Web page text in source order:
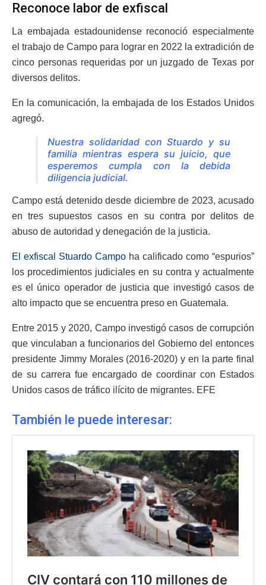
Reconoce labor de exfiscal
La embajada estadounidense reconoció especialmente
el trabajo de Campo para lograr en 2022 la extradición de
cinco personas requeridas por un juzgado de Texas por
diversos delitos.
En la comunicación, la embajada de los Estados Unidos
agregó.
Nuestra solidaridad con Stuardo y su
familia mientras espera su juicio, que
esperemos cumpla con la debida
diligencia judicial.
Campo está detenido desde diciembre de 2023, acusado
en tres supuestos casos en su contra por delitos de
abuso de autoridad y denegación de la justicia.
El exfiscal Stuardo Campo ha calificado como “espurios”
los procedimientos judiciales en su contra y actualmente
es el único operador de justicia que investigó casos de
alto impacto que se encuentra preso en Guatemala.
Entre 2015 y 2020, Campo investigó casos de corrupción
que vinculaban a funcionarios del Gobierno del entonces
presidente Jimmy Morales (2016-2020) y en la parte final
de su carrera fue encargado de coordinar con Estados
Unidos casos de tráfico ilícito de migrantes. EFE
También le puede interesar: